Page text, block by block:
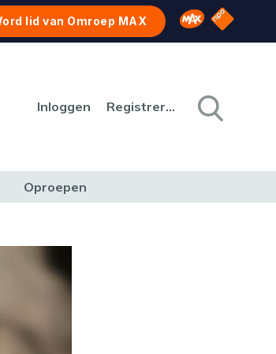
lid van Omroep MAX Omroep MAX
NPO
Inloggen Registreren
Oproepen